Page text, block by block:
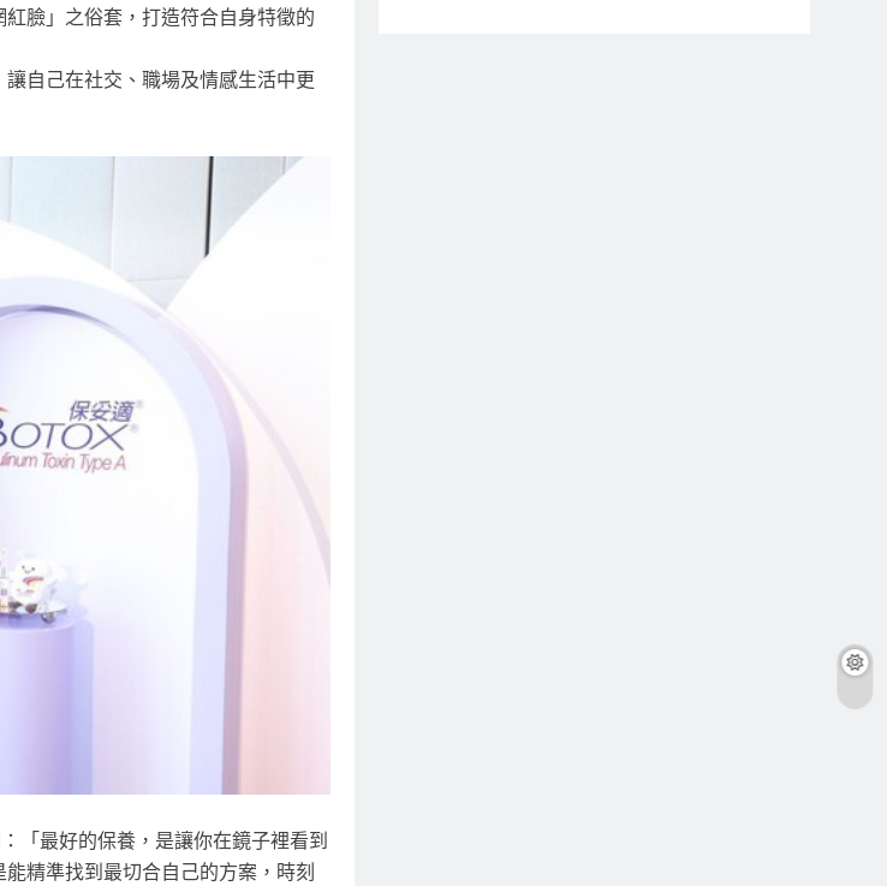
臉」之俗套，打造符合自身特徵的
自己在社交、職場及情感生活中更
「最好的保養，是讓你在鏡子裡看到
精準找到最切合自己的方案，時刻